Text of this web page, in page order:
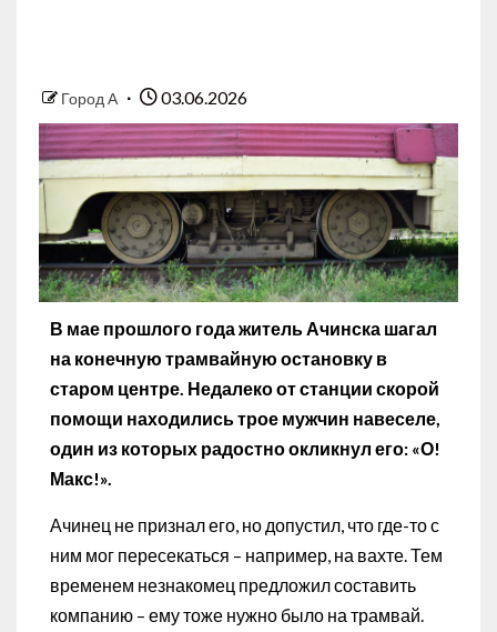
Город А 03.06.2026
В мае прошлого года житель Ачинска шагал
на конечную трамвайную остановку в
старом центре. Недалеко от станции скорой
помощи находились трое мужчин навеселе,
один из которых радостно окликнул его: «О!
Макс!».
Ачинец не признал его, но допустил, что где-то с
ним мог пересекаться – например, на вахте. Тем
временем незнакомец предложил составить
компанию – ему тоже нужно было на трамвай.